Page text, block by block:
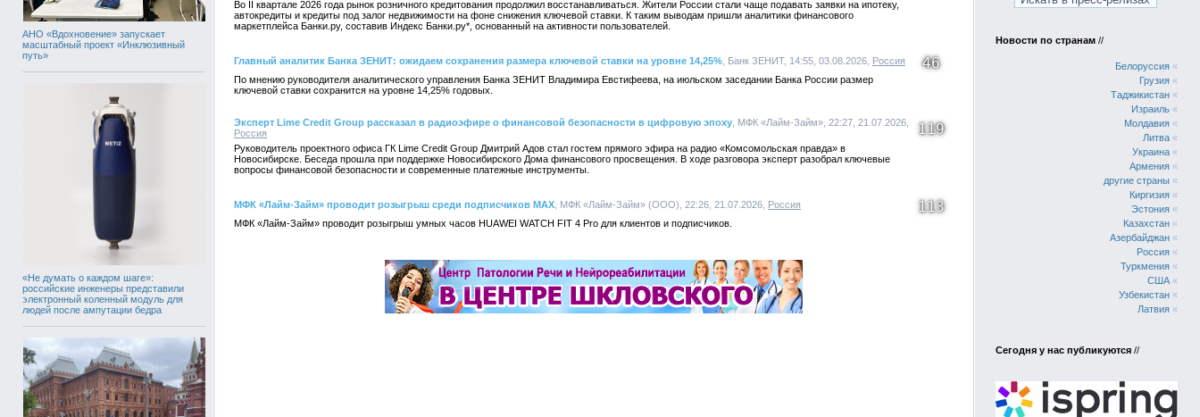
АНО «Вдохновение» запускает
масштабный проект «Инклюзивный
путь»
«Не думать о каждом шаге»:
российские инженеры представили
электронный коленный модуль для
людей после ампутации бедра
Во II квартале 2026 года рынок розничного кредитования продолжил восстанавливаться. Жители России стали чаще подавать заявки на ипотеку,
автокредиты и кредиты под залог недвижимости на фоне снижения ключевой ставки. К таким выводам пришли аналитики финансового
маркетплейса Банки.ру, составив Индекс Банки.ру*, основанный на активности пользователей.
Главный аналитик Банка ЗЕНИТ: ожидаем сохранения размера ключевой ставки на уровне 14,25% , Банк ЗЕНИТ, 14:55, 03.08.2026, Россия 46
По мнению руководителя аналитического управления Банка ЗЕНИТ Владимира Евстифеева, на июльском заседании Банка России размер
ключевой ставки сохранится на уровне 14,25% годовых.
Эксперт Lime Credit Group рассказал в радиоэфире о финансовой безопасности в цифровую эпоху , МФК «Лайм-Займ», 22:27, 21.07.2026,
Россия
119
Руководитель проектного офиса ГК Lime Credit Group Дмитрий Адов стал гостем прямого эфира на радио «Комсомольская правда» в
Новосибирске. Беседа прошла при поддержке Новосибирского Дома финансового просвещения. В ходе разговора эксперт разобрал ключевые
вопросы финансовой безопасности и современные платежные инструменты.
МФК «Лайм-Займ» проводит розыгрыш среди подписчиков MAX , МФК «Лайм-Займ» (ООО), 22:26, 21.07.2026, Россия 113
МФК «Лайм-Займ» проводит розыгрыш умных часов HUAWEI WATCH FIT 4 Pro для клиентов и подписчиков.
Новости по странам //
Белоруссия «
Грузия «
Таджикистан «
Израиль «
Молдавия «
Литва «
Украина «
Армения «
другие страны «
Киргизия «
Эстония «
Казахстан «
Азербайджан «
Россия «
Туркмения «
США «
Узбекистан «
Латвия «
Сегодня у нас публикуются //